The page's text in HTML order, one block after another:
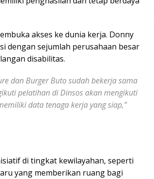
akses ke dunia kerja. Donny
dengan sejumlah perusahaan besar
disabilitas.
dan Burger Buto sudah bekerja sama
pelatihan di Dinsos akan mengikuti
data tenaga kerja yang siap,”
di tingkat kewilayahan, seperti
yang memberikan ruang bagi